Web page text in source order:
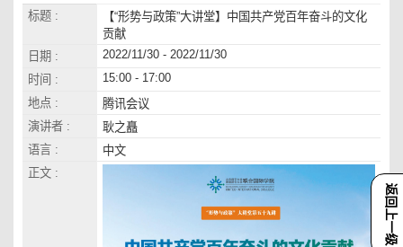
返回上一级
标题 :
【“形势与政策”大讲堂】中国共产党百年奋斗的文化
贡献
日期 :
2022/11/30 - 2022/11/30
时间 :
15:00 - 17:00
地点 :
腾讯会议
演讲者 :
耿之矗
语言 :
中文
正文 :